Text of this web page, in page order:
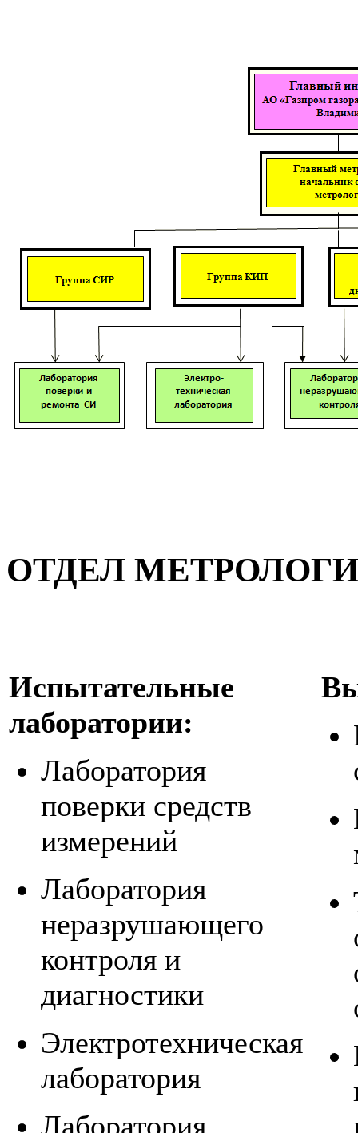
ОТДЕЛ
Испытательные
лаборатории:
Лаборатория
поверки средств
измерений
Лаборатория
неразрушающего
контроля и
диагностики
Электротехническая
лаборатория
Лаборатория